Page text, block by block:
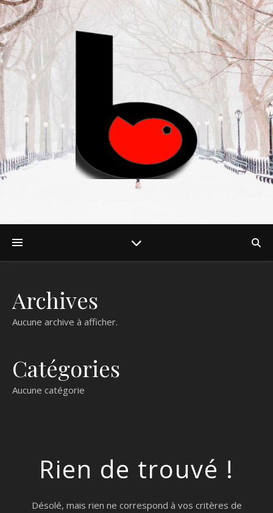
Archives
Aucune archive à afficher.
Catégories
Aucune catégorie
Rien de trouvé !
Désolé, mais rien ne correspond à vos critères de